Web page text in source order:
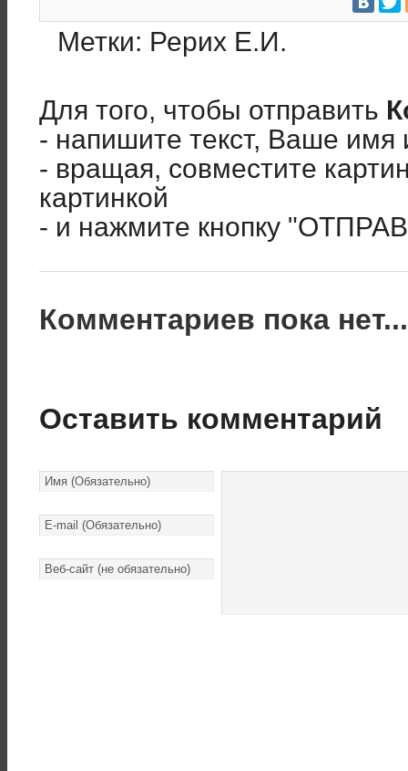
Метки: Рерих Е.И.
Для того, чтобы отправить
- напишите текст, Ваше имя
- вращая, совместите
картинкой
- и нажмите кнопку
Комментариев пока
Оставить комментарий